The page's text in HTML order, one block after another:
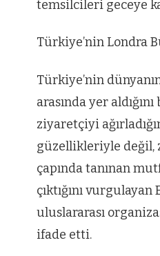
temsilcileri geceye
Türkiye’nin Londra
Türkiye’nin
arasında yer
ziyaretçiyi
güzellikleriyle değil,
çapında tanınan
çıktığını
uluslararası
ifade etti.